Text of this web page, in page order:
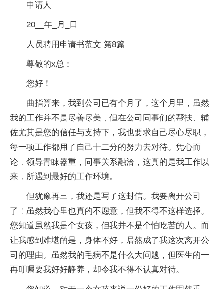
申请人
20__年_月_日
人员聘用申请书范文 第8篇
尊敬的x总：
您好！
曲指算来，我到公司已有个月了，这个月里，虽然
我的工作并不是尽善尽美，但在公司同事们的帮扶、辅
佐尤其是您的信任与支持下，我也要求自己尽心尽职，
每一项工作都用了自己十二分的努力去对待。凭心而
论，领导青睐器重，同事关系融洽，这真的是我工作以
来，所遇到最好的工作环境。
但犹豫再三，我还是写了这封信。我要离开公司
了！虽然我心里也真的不愿意，但我不得不这样选择。
您知道虽然我是个女孩，但我并不是个怕吃苦的人。而
让我感到难堪的是，身体不好，居然成了我这次离开公
司的理由。虽然我的毛病不是什么大问题，但医生的一
再叮嘱要我好好静养，却令我不得不认真对待。